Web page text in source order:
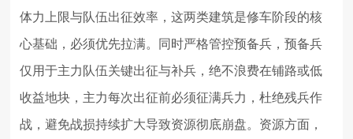
体力上限与队伍出征效率，这两类建筑是修车阶段的核
心基础，必须优先拉满。同时严格管控预备兵，预备兵
仅用于主力队伍关键出征与补兵，绝不浪费在铺路或低
收益地块，主力每次出征前必须征满兵力，杜绝残兵作
战，避免战损持续扩大导致资源彻底崩盘。资源方面，